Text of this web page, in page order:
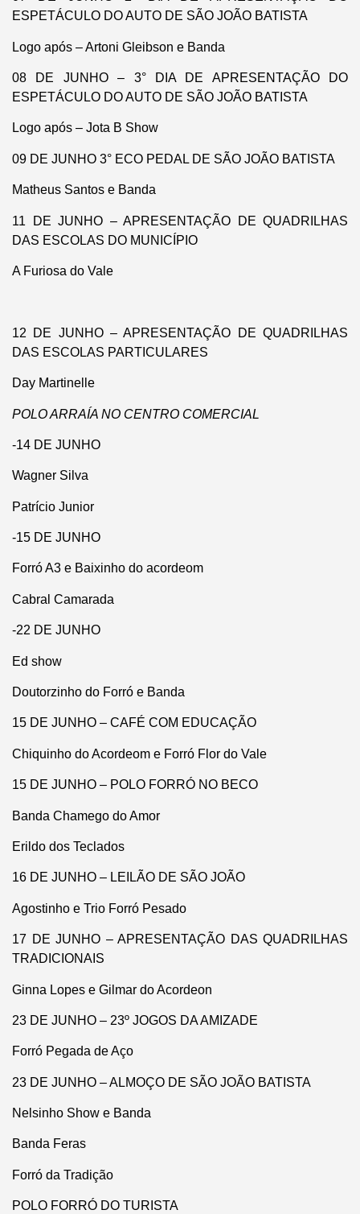
ESPETÁCULO DO AUTO DE SÃO JOÃO BATISTA
Logo após – Artoni Gleibson e Banda
08 DE JUNHO – 3° DIA DE APRESENTAÇÃO DO
ESPETÁCULO DO AUTO DE SÃO JOÃO BATISTA
Logo após – Jota B Show
09 DE JUNHO 3° ECO PEDAL DE SÃO JOÃO BATISTA
Matheus Santos e Banda
11 DE JUNHO – APRESENTAÇÃO DE QUADRILHAS
DAS ESCOLAS DO MUNICÍPIO
A Furiosa do Vale
12 DE JUNHO – APRESENTAÇÃO DE QUADRILHAS
DAS ESCOLAS PARTICULARES
Day Martinelle
POLO ARRAÍA NO CENTRO COMERCIAL
-14 DE JUNHO
Wagner Silva
Patrício Junior
-15 DE JUNHO
Forró A3 e Baixinho do acordeom
Cabral Camarada
-22 DE JUNHO
Ed show
Doutorzinho do Forró e Banda
15 DE JUNHO – CAFÉ COM EDUCAÇÃO
Chiquinho do Acordeom e Forró Flor do Vale
15 DE JUNHO – POLO FORRÓ NO BECO
Banda Chamego do Amor
Erildo dos Teclados
16 DE JUNHO – LEILÃO DE SÃO JOÃO
Agostinho e Trio Forró Pesado
17 DE JUNHO – APRESENTAÇÃO DAS QUADRILHAS
TRADICIONAIS
Ginna Lopes e Gilmar do Acordeon
23 DE JUNHO – 23º JOGOS DA AMIZADE
Forró Pegada de Aço
23 DE JUNHO – ALMOÇO DE SÃO JOÃO BATISTA
Nelsinho Show e Banda
Banda Feras
Forró da Tradição
POLO FORRÓ DO TURISTA